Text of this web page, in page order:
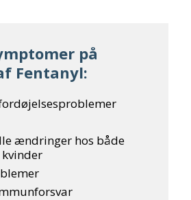
på
Fentanyl:
ændringer hos både